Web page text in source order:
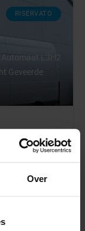
Over
RISERVATO
Automaat L3H2
Geveerde